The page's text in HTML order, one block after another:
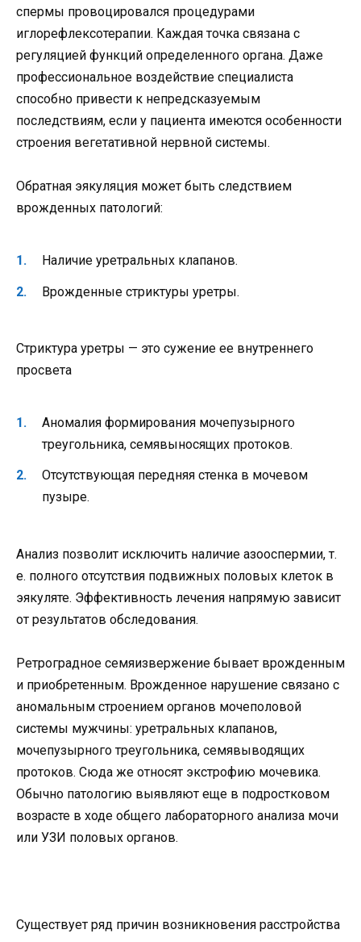
спермы провоцировался процедурами
иглорефлексотерапии. Каждая точка связана с
регуляцией функций определенного органа. Даже
профессиональное воздействие специалиста
способно привести к непредсказуемым
последствиям, если у пациента имеются особенности
строения вегетативной нервной системы.
Обратная эякуляция может быть следствием
врожденных патологий:
Наличие уретральных клапанов.
Врожденные стриктуры уретры.
Стриктура уретры — это сужение ее внутреннего
просвета
Аномалия формирования мочепузырного
треугольника, семявыносящих протоков.
Отсутствующая передняя стенка в мочевом
пузыре.
Анализ позволит исключить наличие азооспермии, т.
е. полного отсутствия подвижных половых клеток в
эякуляте. Эффективность лечения напрямую зависит
от результатов обследования.
Ретроградное семяизвержение бывает врожденным
и приобретенным. Врожденное нарушение связано с
аномальным строением органов мочеполовой
системы мужчины: уретральных клапанов,
мочепузырного треугольника, семявыводящих
протоков. Сюда же относят экстрофию мочевика.
Обычно патологию выявляют еще в подростковом
возрасте в ходе общего лабораторного анализа мочи
или УЗИ половых органов.
Существует ряд причин возникновения расстройства